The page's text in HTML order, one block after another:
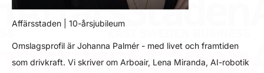
Affärsstaden | 10-årsjubileum
Omslagsprofil är Johanna Palmér - med livet och framtiden
som drivkraft. Vi skriver om Arboair, Lena Miranda, AI-robotik